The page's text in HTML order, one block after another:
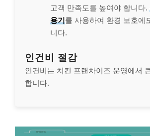
고객 만족도를 높여야 합니다.
용기를 사용하여 환경 보호에
니다.
인건비 절감
인건비는 치킨 프랜차이즈 운영에서
합니다.